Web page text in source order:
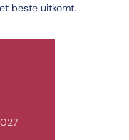
als Deeltijd.
beste uitkomt.